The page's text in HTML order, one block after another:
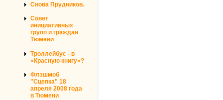
Снова Прудников.
Совет
инициативных
групп и граждан
Тюмени
Троллейбус - в
«Красную книгу»?
Флэшмоб
"Сцепка" 18
апреля 2008 года
в Тюмени